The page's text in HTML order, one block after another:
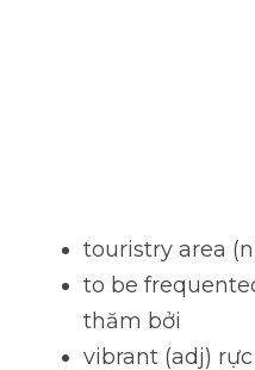
touristry area
to be
thăm bởi
vibrant (adj)